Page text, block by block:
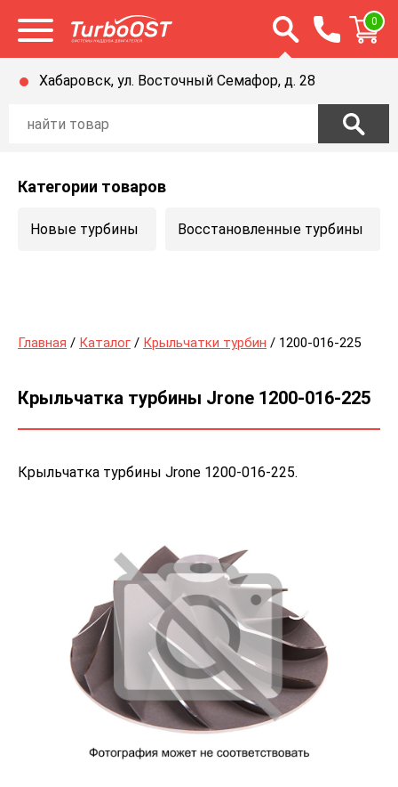
Открыть меню Открыть строку
0
Хабаровск, ул. Восточный Семафор, д. 28
Категории товаров
Новые турбины Восстановленные турбины
Главная / Каталог / Крыльчатки турбин / 1200-016-225
Крыльчатка турбины Jrone 1200-016-225
Крыльчатка турбины Jrone 1200-016-225.